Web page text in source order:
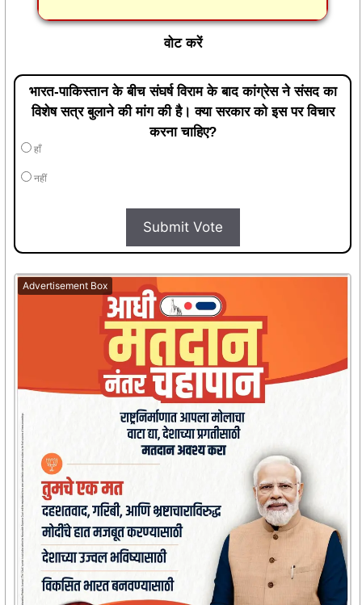
वोट करें
भारत-पाकिस्तान के बीच संघर्ष विराम के बाद कांग्रेस ने संसद का
विशेष सत्र बुलाने की मांग की है। क्या सरकार को इस पर विचार
करना चाहिए?
हाँ
नहीं
Submit Vote
Advertisement Box